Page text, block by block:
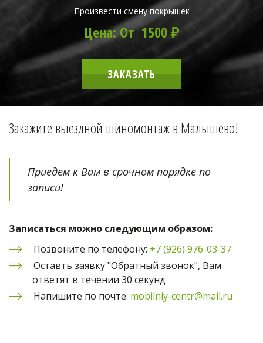
Произвести смену покрышек
Цена: От 1500 ₽
ЗАКАЗАТЬ
Закажите выездной шиномонтаж в Малышево!
Приедем к Вам в срочном порядке по
записи!
Записаться можно следующим образом:
Позвоните по телефону: +7 (926) 976-03-37
Оставть заявку "Обратный звонок", Вам
ответят в течении 30 секунд
Напишите по почте: mobilniy-centr@mail.ru